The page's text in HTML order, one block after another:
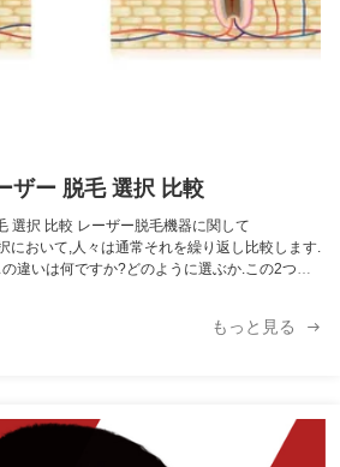
ザー 脱毛 選択 比較
選択 比較 レーザー脱毛機器に関して
において,人々は通常それを繰り返し比較します.
違いは何ですか?どのように選ぶか.この2つの
ペクトル610~1200nm 単一波長もっと見る